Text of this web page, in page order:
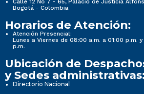
Calle 12 No 7 - 65, Palacio de Justicia
Bogotá - Colombia
Horarios de Atención:
Atención Presencial:
Lunes a Viernes de 08:00 a.m. a 01:00 p.m.
p.m.
Ubicación de
y Sedes administrativas:
Directorio Nacional